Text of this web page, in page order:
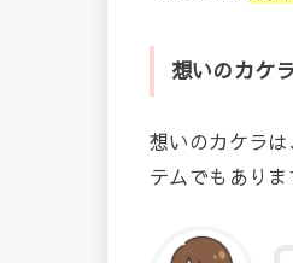
想いのカケラ
想いのカケラ
テムでもあり